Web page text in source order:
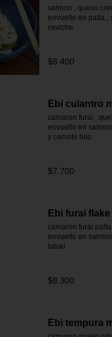
salmon , queso
envuelto en palta ,
ceviche
$8.400
Ebi culantro
camaron furai ,
envuelto en
y camote hilo
$7.700
Ebi furai flake
camaron furai
envuelto en
tataki
$8.300
Ebi tempura